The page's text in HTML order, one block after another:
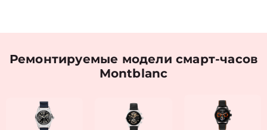
Ремонтируемые модели смарт-часов
Montblanc